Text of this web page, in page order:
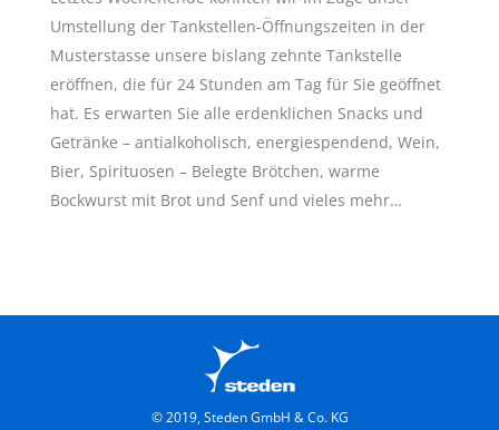
Umstellung der Tankstellen-Öffnungszeiten in der
Musterstasse unsere bislang zehnte Tankstelle
eröffnen, die für 24 Stunden am Tag für Sie geöffnet
hat. Es erwarten Sie alle erdenklichen Snacks und
Getränke – antialkoholisch, energiespendend, Wein,
Bier, Spirituosen – Belegte Brötchen, warme
Bockwurst mit Brot und Senf und vieles mehr…
© 2019, Steden GmbH & Co. KG